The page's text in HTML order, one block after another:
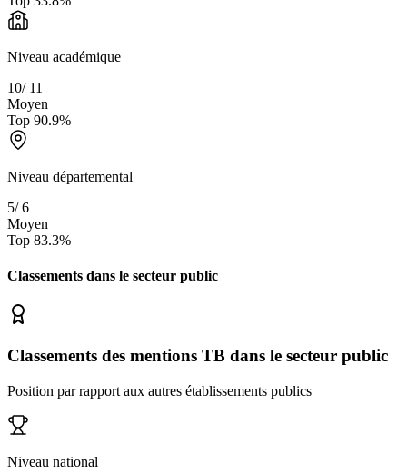
Niveau académique
10/ 11
Moyen
Top 90.9%
Niveau départemental
5/6
Moyen
Top 83.3%
Classements dans le secteur public
Classements des mentions TB dans le secteur public
Position par rapport aux autres établissements publics
Niveau national